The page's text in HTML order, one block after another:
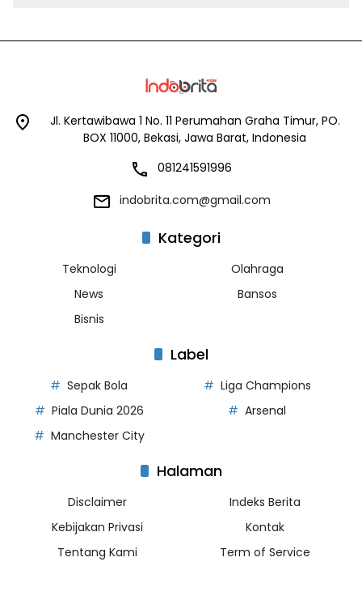
Jl. Kertawibawa 1 No. 11 Perumahan Graha Timur, PO.
BOX 11000, Bekasi, Jawa Barat, Indonesia
081241591996
indobrita.com@gmail.com
Kategori
Teknologi
Olahraga
News
Bansos
Bisnis
Label
Sepak Bola
Liga Champions
Piala Dunia 2026
Arsenal
Manchester City
Halaman
Disclaimer
Indeks Berita
Kebijakan Privasi
Kontak
Tentang Kami
Term of Service